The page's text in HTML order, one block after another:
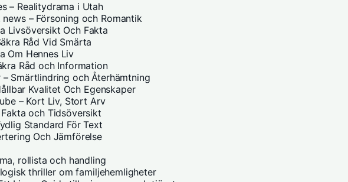
– Realitydrama i Utah
– Försoning och Romantik
Livsöversikt Och Fakta
Råd Vid Smärta
Om Hennes Liv
Råd och Information
Smärtlindring och Återhämtning
Kvalitet Och Egenskaper
– Kort Liv, Stort Arv
och Tidsöversikt
Standard För Text
Och Jämförelse
rollista och handling
thriller om familjehemligheter